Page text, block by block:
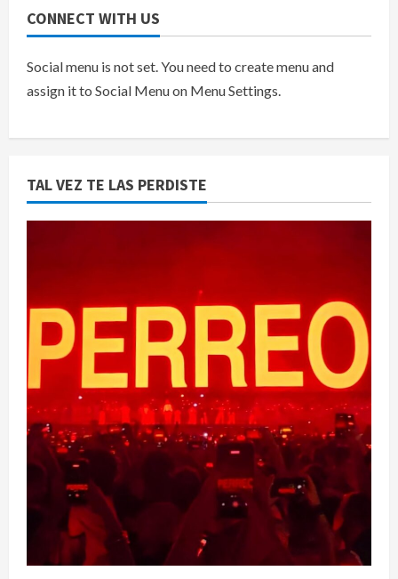
CONNECT WITH US
Social menu is not set. You need to create menu and
assign it to Social Menu on Menu Settings.
TAL VEZ TE LAS PERDISTE